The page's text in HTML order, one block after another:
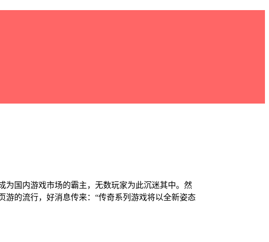
为国内游戏市场的霸主，无数玩家为此沉迷其中。然
的流行，好消息传来：“传奇系列游戏将以全新姿态